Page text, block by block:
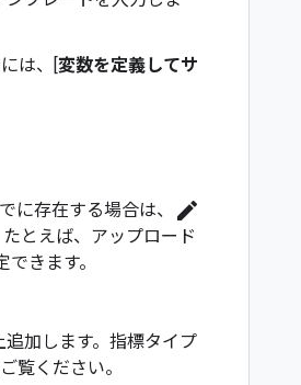
は、[変数を定義してサ
に存在する場合は、 edit
とえば、アップロード
きます。
加します。指標タイプ
覧ください。